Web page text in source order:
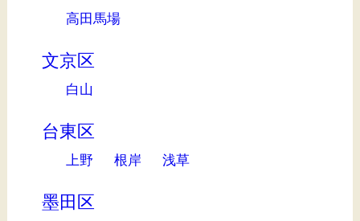
高田馬場
文京区
白山
台東区
上野 根岸 浅草
墨田区